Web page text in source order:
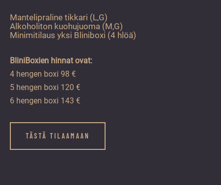
Mantelipraline tikkari (L,G)
Alkoholiton kuohujuoma (M,G)
Minimitilaus yksi Bliniboxi (4 hlöä)
BliniBoxien hinnat ovat:
4 hengen boxi 98 €
5 hengen boxi 120 €
6 hengen boxi 143 €
TÄSTÄ TILAAMAAN